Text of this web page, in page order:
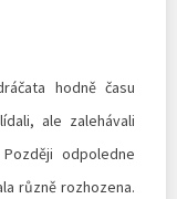
hodně času
ale zalehávali
odpoledne
různě rozhozena.